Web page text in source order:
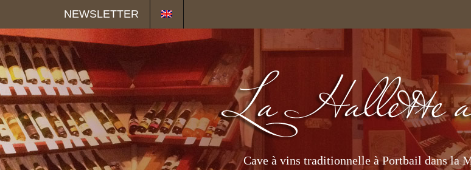
NEWSLETTER
Cave à vins traditionnelle à Portbail dans la
Panneau de gestion des cookies